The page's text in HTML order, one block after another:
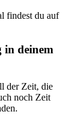
findest du auf
in deinem
der Zeit, die
noch Zeit